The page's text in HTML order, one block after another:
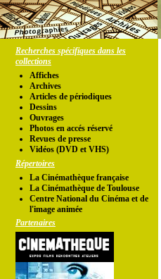
Recherches spécifiques dans les
collections
Affiches
Archives
Articles de périodiques
Dessins
Ouvrages
Photos en accés réservé
Revues de presse
Vidéos (DVD et VHS)
Répertoires
La Cinémathèque française
La Cinémathèque de Toulouse
Centre National du Cinéma et de
l'image animée
Partenaires